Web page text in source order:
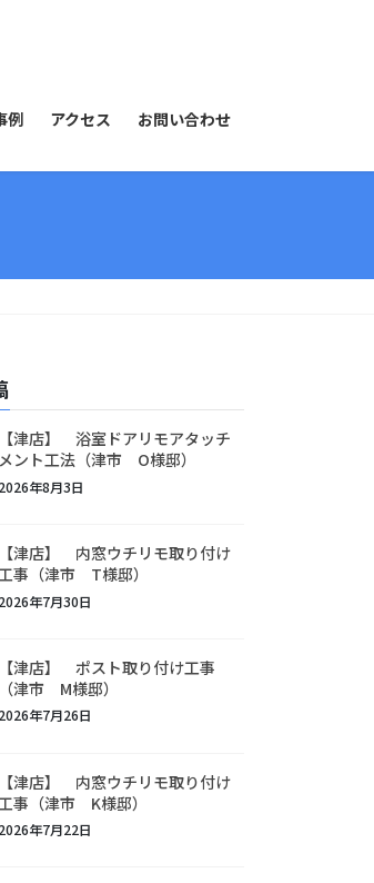
例 アクセス お問い合わせ
【津店】 浴室ドアリモアタッチ
メント工法（津市 O様邸）
2026年8月3日
【津店】 内窓ウチリモ取り付け
工事（津市 T様邸）
2026年7月30日
【津店】 ポスト取り付け工事
（津市 M様邸）
2026年7月26日
【津店】 内窓ウチリモ取り付け
工事（津市 K様邸）
2026年7月22日